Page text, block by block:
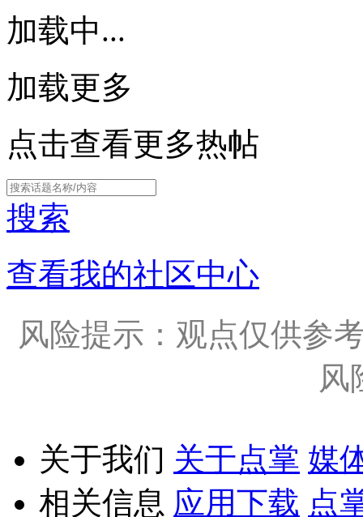
加载中...
加载更多
点击查看更多热帖
搜索
查看我的社区中心
风险提示：观点仅供参
风
关于我们 关于点掌 媒
相关信息 应用下载 点